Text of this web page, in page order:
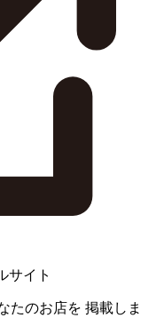
サイト
たのお店を 掲載しま